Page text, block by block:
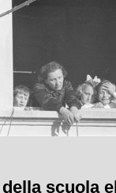
scuola